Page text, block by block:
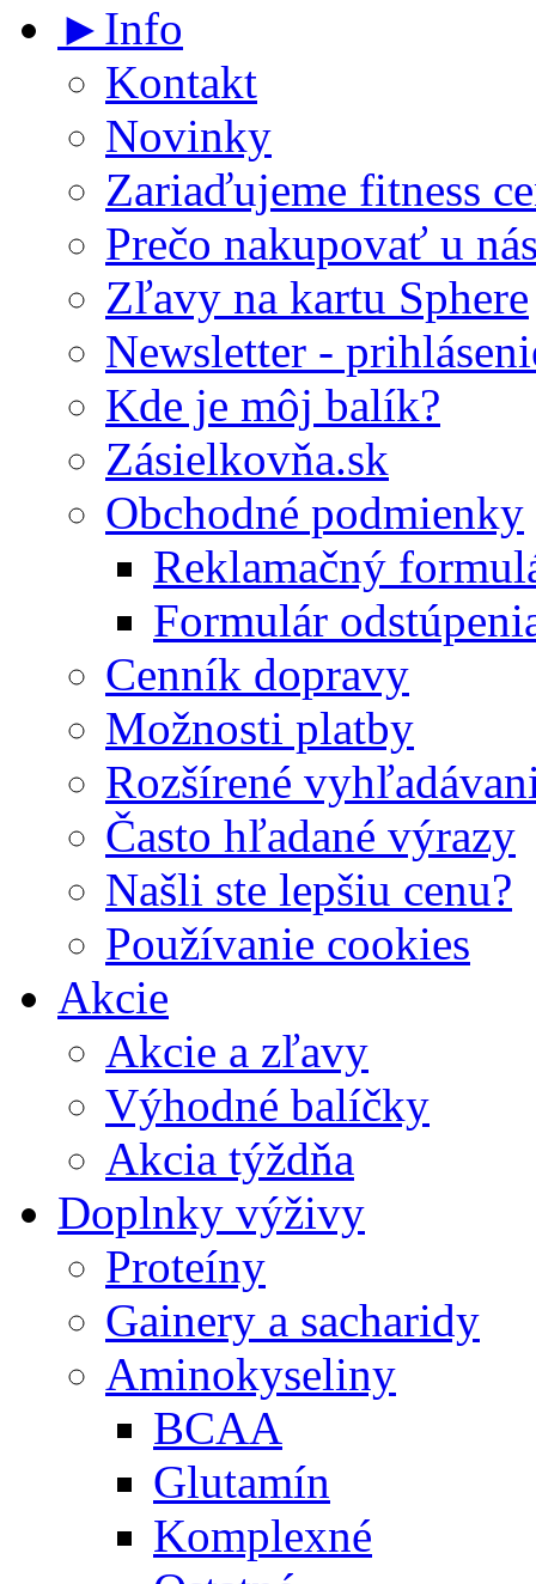
►Info
Kontakt
Novinky
Zariaďujeme fitness
Prečo nakupovať u
Zľavy na kartu Sphere
Newsletter -
Kde je môj balík?
Zásielkovňa.sk
Obchodné podmienky
Reklamačný
Formulár
Cenník dopravy
Možnosti platby
Rozšírené
Často hľadané výrazy
Našli ste lepšiu cenu?
Používanie cookies
Akcie
Akcie a zľavy
Výhodné balíčky
Akcia týždňa
Doplnky výživy
Proteíny
Gainery a sacharidy
Aminokyseliny
BCAA
Glutamín
Komplexné